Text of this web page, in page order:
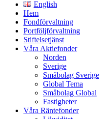
English
Hem
Fondförvaltning
Portföljförvaltning
Stiftelsetjänst
Våra Aktiefonder
Norden
Sverige
Småbolag Sverige
Global Tema
Småbolag Global
Fastigheter
Våra Räntefonder